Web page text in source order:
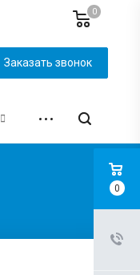
Заказать звонок
0
0